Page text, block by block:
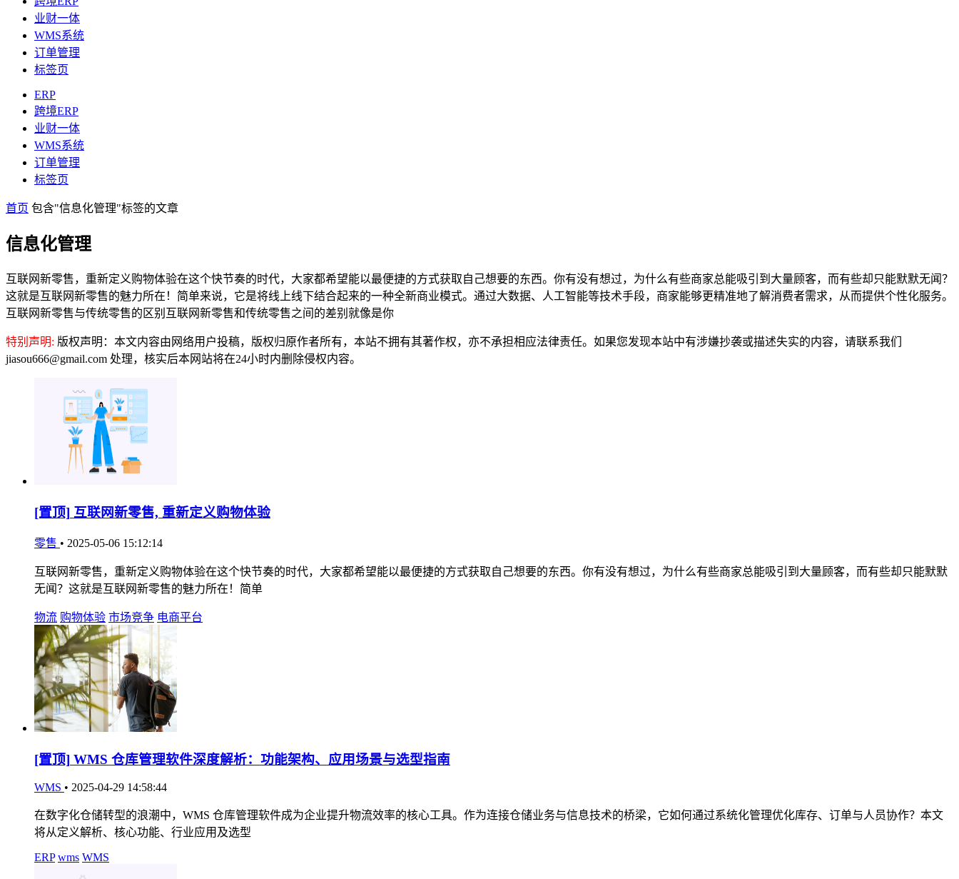
业财一体
WMS系统
订单管理
标签页
ERP
跨境ERP
业财一体
WMS系统
订单管理
标签页
首页 包含"信息化管理"标签的文章
信息化管理
互联网新零售，重新定义购物体验在这个快节奏的时代，大家都希望能以最便捷的方式获取自己想要的东西。你有没有想过，为什么有些商家总能吸引到大量顾客，而有些却只能默默无闻？
这就是互联网新零售的魅力所在！简单来说，它是将线上线下结合起来的一种全新商业模式。通过大数据、人工智能等技术手段，商家能够更精准地了解消费者需求，从而提供个性化服务。
互联网新零售与传统零售的区别互联网新零售和传统零售之间的差别就像是你
特别声明: 版权声明：本文内容由网络用户投稿，版权归原作者所有，本站不拥有其著作权，亦不承担相应法律责任。如果您发现本站中有涉嫌抄袭或描述失实的内容，请联系我们
jiasou666@gmail.com 处理，核实后本网站将在24小时内删除侵权内容。
[置顶] 互联网新零售, 重新定义购物体验
零售 • 2025-05-06 15:12:14
互联网新零售，重新定义购物体验在这个快节奏的时代，大家都希望能以最便捷的方式获取自己想要的东西。你有没有想过，为什么有些商家总能吸引到大量顾客，而有些却只能默默
无闻？这就是互联网新零售的魅力所在！简单
物流 购物体验 市场竞争 电商平台
[置顶] WMS 仓库管理软件深度解析：功能架构、应用场景与选型指南
WMS • 2025-04-29 14:58:44
在数字化仓储转型的浪潮中，WMS 仓库管理软件成为企业提升物流效率的核心工具。作为连接仓储业务与信息技术的桥梁，它如何通过系统化管理优化库存、订单与人员协作？本文
将从定义解析、核心功能、行业应用及选型
ERP wms WMS